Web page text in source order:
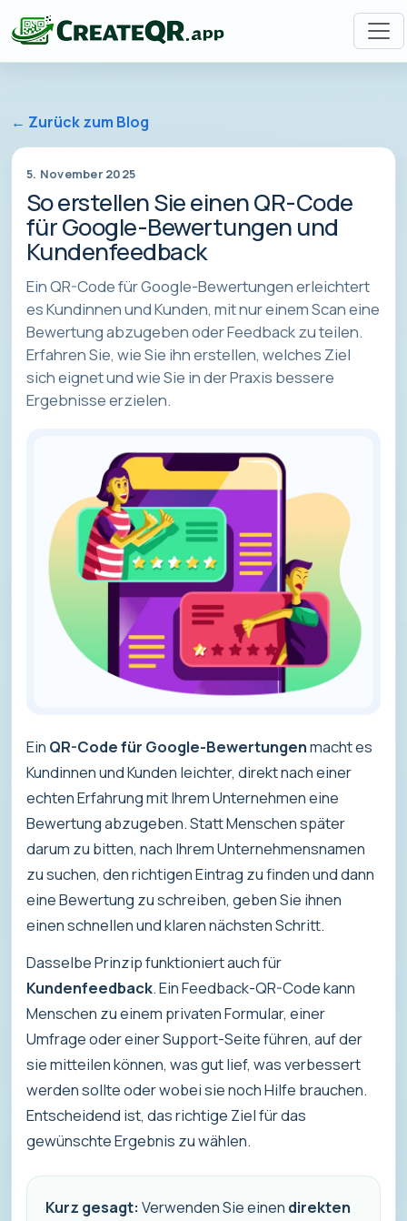
← Zurück zum Blog
5. November 2025
So erstellen Sie einen QR-Code
für Google-Bewertungen und
Kundenfeedback
Ein QR-Code für Google-Bewertungen erleichtert
es Kundinnen und Kunden, mit nur einem Scan eine
Bewertung abzugeben oder Feedback zu teilen.
Erfahren Sie, wie Sie ihn erstellen, welches Ziel
sich eignet und wie Sie in der Praxis bessere
Ergebnisse erzielen.
Ein QR-Code für Google-Bewertungenmacht es
Kundinnen und Kunden leichter, direkt nach einer
echten Erfahrung mit Ihrem Unternehmen eine
Bewertung abzugeben. Statt Menschen später
darum zu bitten, nach Ihrem Unternehmensnamen
zu suchen, den richtigen Eintrag zu finden und dann
eine Bewertung zu schreiben, geben Sie ihnen
einen schnellen und klaren nächsten Schritt.
Dasselbe Prinzip funktioniert auch für
Kundenfeedback. Ein Feedback-QR-Code kann
Menschen zu einem privaten Formular, einer
Umfrage oder einer Support-Seite führen, auf der
sie mitteilen können, was gut lief, was verbessert
werden sollte oder wobei sie noch Hilfe brauchen.
Entscheidend ist, das richtige Ziel für das
gewünschte Ergebnis zu wählen.
Kurz gesagt: Verwenden Sie einen direkten